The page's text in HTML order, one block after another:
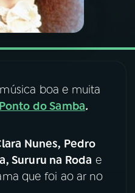
X
boa e muita
Ponto do Samba.
Nunes, Pedro
Sururu na Roda e
que foi ao ar no